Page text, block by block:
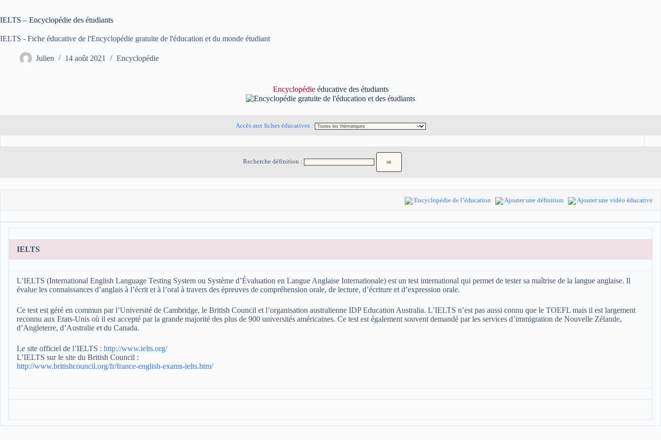
IELTS – Encyclopédie des étudiants
IELTS - Fiche éducative de l'Encyclopédie gratuite de l'éducation et du monde étudiant
Julien 14 août 2021 Encyclopédie
Encyclopédieéducative des étudiants
Accès aux fiches éducatives :
Recherche définition :
Encyclopédie de l’éducation Ajouter une définition Ajouter une vidéo éducative
IELTS
L’IELTS (International English Language Testing System ou Système d’Évaluation en Langue Anglaise Internationale) est un test international qui permet de tester sa maîtrise de la langue anglaise. Il
évalue les connaissances d’anglais à l’écrit et à l’oral à travers des épreuves de compréhension orale, de lecture, d’écriture et d’expression orale.
Ce test est géré en commun par l’Université de Cambridge, le British Council et l’organisation australienne IDP Education Australia. L’IELTS n’est pas aussi connu que le TOEFL mais il est largement
reconnu aux Etats-Unis où il est accepté par la grande majorité des plus de 900 universités américaines. Ce test est également souvent demandé par les services d’immigration de Nouvelle Zélande,
d’Angleterre, d’Australie et du Canada.
Le site officiel de l’IELTS : http://www.ielts.org/
L’IELTS sur le site du British Council :
http://www.britishcouncil.org/fr/france-english-exams-ielts.htm/